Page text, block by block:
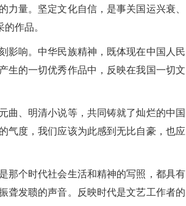
力量。坚定文化自信，是事关国运兴衰、
作品。
响。中华民族精神，既体现在中国人民
生的一切优秀作品中，反映在我国一切文
、明清小说等，共同铸就了灿烂的中国
气度，我们应该为此感到无比自豪，也应
个时代社会生活和精神的写照，都具有
聋发聩的声音。反映时代是文艺工作者的